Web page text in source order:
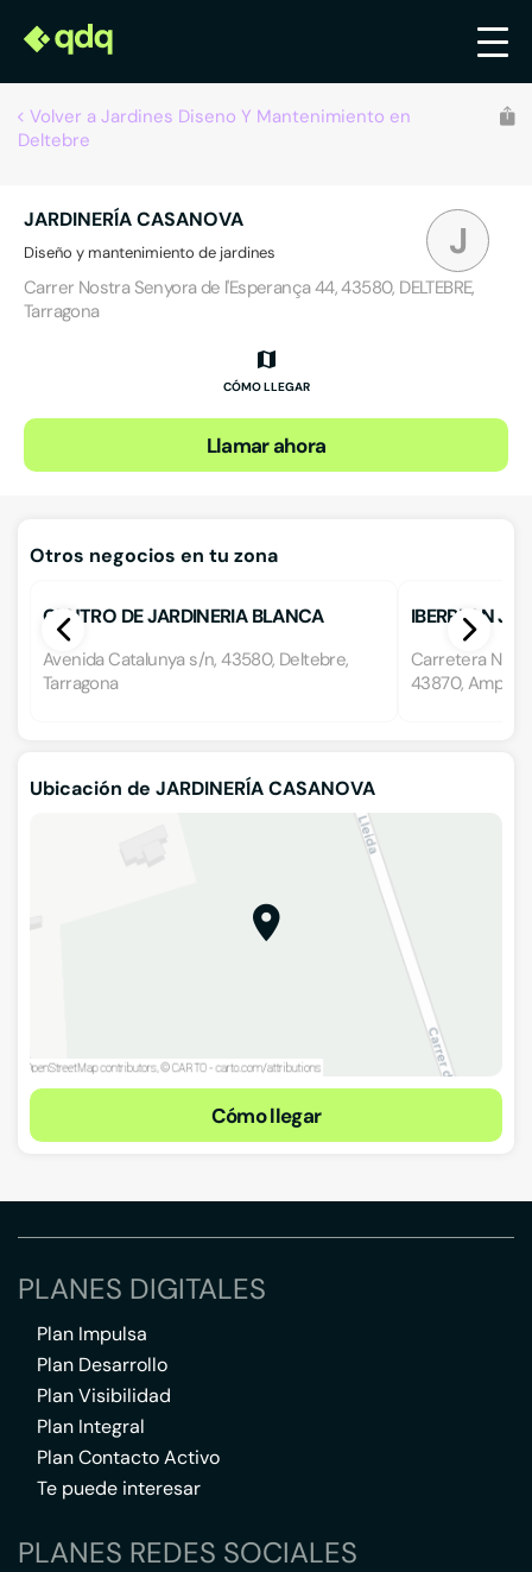
Volver a Jardines Diseno Y Mantenimiento en
Deltebre
J
JARDINERÍA CASANOVA
Diseño y mantenimiento de jardines
Carrer Nostra Senyora de l'Esperança 44, 43580, DELTEBRE,
Tarragona
CÓMO LLEGAR
Llamar ahora
Otros negocios en tu zona
CENTRO DE JARDINERIA BLANCA
Avenida Catalunya s/n, 43580, Deltebre,
Tarragona
IBERPLAN
Carretera N-
43870,
Ubicación de JARDINERÍA CASANOVA
Cómo llegar
PLANES DIGITALES
Plan Impulsa
Plan Desarrollo
Plan Visibilidad
Plan Integral
Plan Contacto Activo
Te puede interesar
PLANES REDES SOCIALES